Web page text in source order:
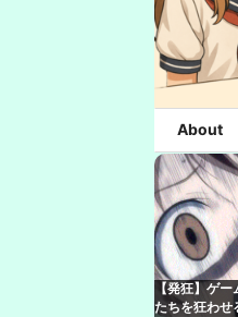
About
【発狂】ゲ
たちを狂わせ